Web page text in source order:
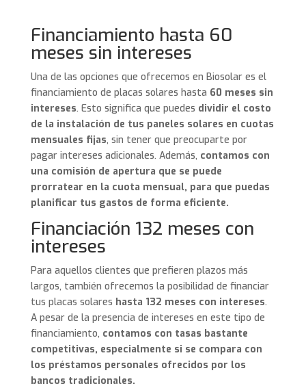
Financiamiento hasta 60
meses sin intereses
Una de las opciones que ofrecemos en Biosolar es el
financiamiento de placas solares hasta 60 meses sin
intereses. Esto significa que puedes dividir el costo
de la instalación de tus paneles solares en cuotas
mensuales fijas, sin tener que preocuparte por
pagar intereses adicionales. Además, contamos con
una comisión de apertura que se puede
prorratear en la cuota mensual, para que puedas
planificar tus gastos de forma eficiente.
Financiación 132 meses con
intereses
Para aquellos clientes que prefieren plazos más
largos, también ofrecemos la posibilidad de financiar
tus placas solares hasta 132 meses con intereses.
A pesar de la presencia de intereses en este tipo de
financiamiento, contamos con tasas bastante
competitivas, especialmente si se compara con
los préstamos personales ofrecidos por los
bancos tradicionales.